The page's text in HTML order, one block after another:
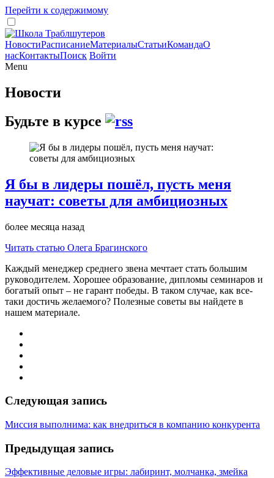
Перейти к содержимому
НовостиРасписаниеМатериалыСтатьиКомандаО
насКонтактыПоиск Войти
Menu
Новости
Будьте в курсе
Я бы в лидеры пошёл, пусть меня
научат: советы для амбициозных
более месяца назад
Читать статью Олега Брагинского
Каждый менеджер среднего звена мечтает стать большим
руководителем. Хорошее образование, дипломы семинаров и
богатый опыт – не гарант победы. В таком случае, как все-
таки достичь желаемого? Полезные советы вы найдете в
нашем материале.
Следующая запись
Миссия выполнима: как внедриться в компанию конкурента
Предыдущая запись
Эффективные деловые игры: лабиринт, молчанка, змейка